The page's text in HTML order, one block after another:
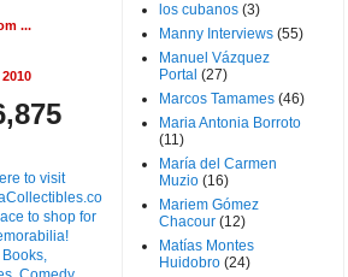
...
los cubanos (3)
Manny Interviews (55)
Manuel Vázquez
Portal (27)
Marcos Tamames (46)
Maria Antonia Borroto
(11)
María del Carmen
Muzio (16)
Mariem Gómez
Chacour (12)
Matías Montes
Huidobro (24)